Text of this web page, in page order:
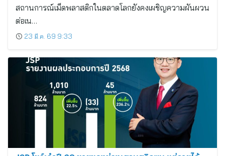
สถานการณ์เม็ดพลาสติกในตลาดโลกยังคงเผชิญความผันผวน
ต่อเน…
23 มี.ค. 69 9:33